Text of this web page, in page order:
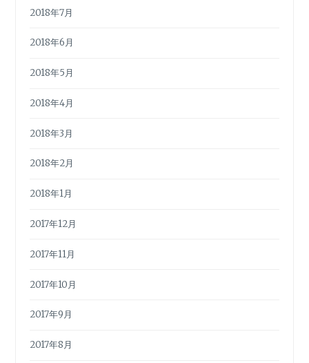
2018年7月
2018年6月
2018年5月
2018年4月
2018年3月
2018年2月
2018年1月
2017年12月
2017年11月
2017年10月
2017年9月
2017年8月